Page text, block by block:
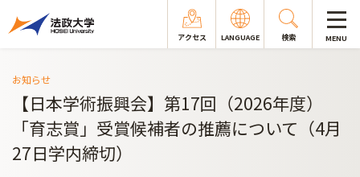
アクセス LANGUAGE 検索 MENU
お知らせ
【日本学術振興会】第17回（2026年度）
「育志賞」受賞候補者の推薦について（4月
27日学内締切）